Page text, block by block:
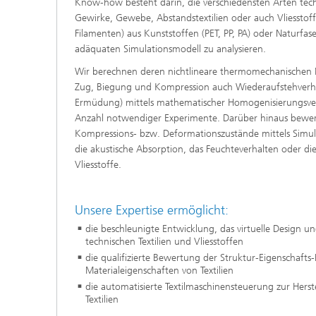
Know-how besteht darin, die verschiedensten Arten
Gewirke, Gewebe, Abstandstextilien oder auch
Filamenten) aus Kunststoffen (PET, PP, PA) oder
adäquaten Simulationsmodell zu analysieren.
Wir berechnen deren nichtlineare thermomechanischen
Zug, Biegung und Kompression auch
Ermüdung) mittels mathematischer
Anzahl notwendiger Experimente. Darüber hinaus
Kompressions- bzw. Deformationszustände mittels
die akustische Absorption, das Feuchteverhalten oder
Vliesstoffe.
Unsere Expertise ermöglicht:
die beschleunigte Entwicklung, das virtuelle Design
technischen Textilien und Vliesstoffen
die qualifizierte Bewertung der Struktur-
Materialeigenschaften von Textilien
die automatisierte Textilmaschinensteuerung zur
Textilien